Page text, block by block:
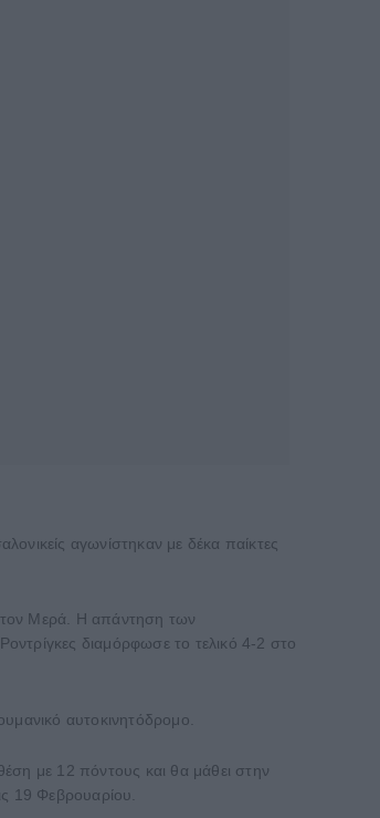
αγωνίστηκαν με δέκα παίκτες
τον Μερά. Η απάντηση των
διαμόρφωσε το τελικό 4-2 στο
αυτοκινητόδρομο.
με 12 πόντους και θα μάθει στην
19 Φεβρουαρίου.